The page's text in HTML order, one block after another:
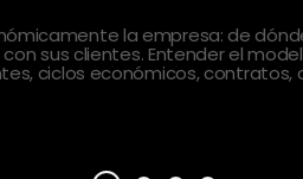
la empresa: de
sus clientes. Entender el
ciclos económicos,